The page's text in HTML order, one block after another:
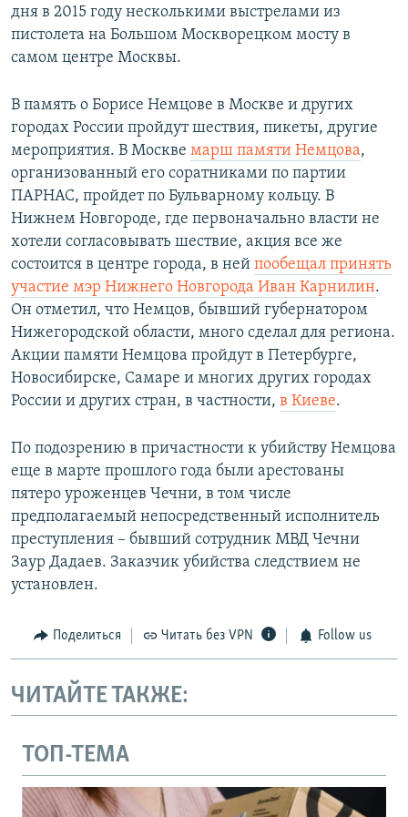
дня в 2015 году несколькими выстрелами из
пистолета на Большом Москворецком мосту в
самом центре Москвы.
В память о Борисе Немцове в Москве и других
городах России пройдут шествия, пикеты, другие
мероприятия. В Москве марш памяти Немцова,
организованный его соратниками по партии
ПАРНАС, пройдет по Бульварному кольцу. В
Нижнем Новгороде, где первоначально власти не
хотели согласовывать шествие, акция все же
состоится в центре города, в ней пообещал принять
участие мэр Нижнего Новгорода Иван Карнилин.
Он отметил, что Немцов, бывший губернатором
Нижегородской области, много сделал для региона.
Акции памяти Немцова пройдут в Петербурге,
Новосибирске, Самаре и многих других городах
России и других стран, в частности, в Киеве.
По подозрению в причастности к убийству Немцова
еще в марте прошлого года были арестованы
пятеро уроженцев Чечни, в том числе
предполагаемый непосредственный исполнитель
преступления – бывший сотрудник МВД Чечни
Заур Дадаев. Заказчик убийства следствием не
установлен.
Поделиться Читать без VPN Follow us
ЧИТАЙТЕ ТАКЖЕ:
ТОП-ТЕМА